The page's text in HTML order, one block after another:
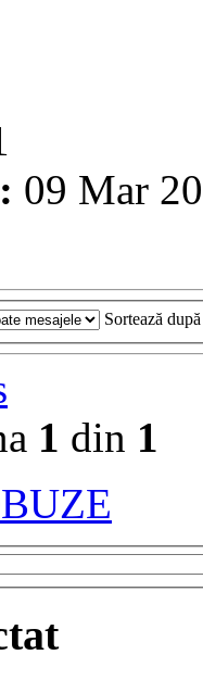
09 Mar
Sortează
1 din 1